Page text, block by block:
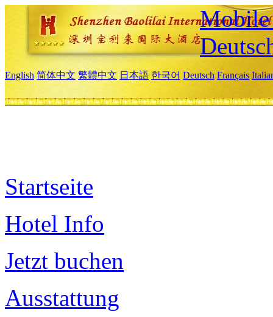
Mobile
English 简体中文 繁體中文 日本語 한국어 Deutsch Français
Startseite
Hotel Info
Jetzt buchen
Ausstattung